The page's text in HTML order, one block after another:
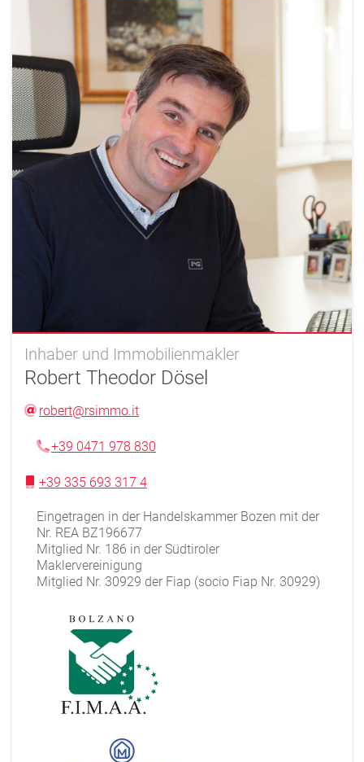
Inhaber und Immobilienmakler
Robert Theodor Dösel
robert@rsimmo.it
+39 0471 978 830
+39 335 693 317 4
Eingetragen in der Handelskammer Bozen mit der
Nr. REA BZ196677
Mitglied Nr. 186 in der Südtiroler
Maklervereinigung
Mitglied Nr. 30929 der Fiap (socio Fiap Nr. 30929)